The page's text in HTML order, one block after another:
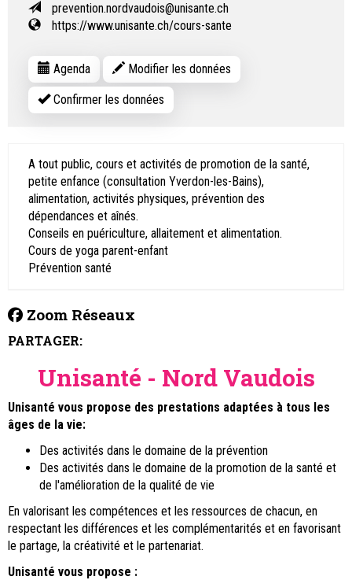
prevention.nordvaudois@unisante.ch
https://www.unisante.ch/cours-sante
Agenda Modifier les données
Confirmer les données
A tout public, cours et activités de promotion de la santé,
petite enfance (consultation Yverdon-les-Bains),
alimentation, activités physiques, prévention des
dépendances et aînés.
Conseils en puériculture, allaitement et alimentation.
Cours de yoga parent-enfant
Prévention santé
Zoom Réseaux
PARTAGER:
Unisanté - Nord Vaudois
Unisanté vous propose des prestations adaptées à tous les
âges de la vie:
Des activités dans le domaine de la prévention
Des activités dans le domaine de la promotion de la santé et
de l'amélioration de la qualité de vie
En valorisant les compétences et les ressources de chacun, en
respectant les différences et les complémentarités et en favorisant
le partage, la créativité et le partenariat.
Unisanté vous propose :